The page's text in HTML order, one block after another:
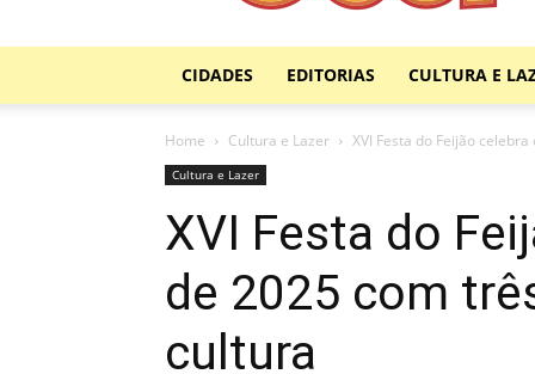
CIDADES EDITORIAS CULTURA E
Home Cultura e Lazer XVI Festa do Feijão
Cultura e Lazer
XVI Festa do
de 2025 com
cultura